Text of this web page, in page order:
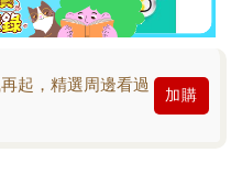
起，精選周邊看過
加購